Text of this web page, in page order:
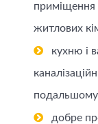
приміщення
житлових
кухню і
добре